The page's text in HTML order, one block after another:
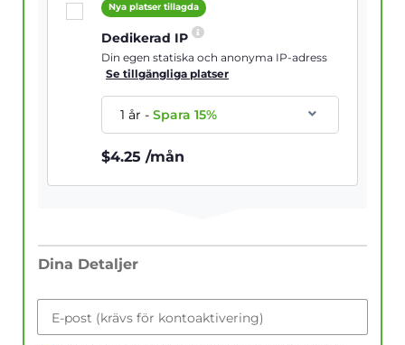
Nya platser tillagda
Dedikerad IP
Din egen statiska och anonyma IP-adress
Se tillgängliga platser
1 år-Spara15%
$4.25 /mån
Dina Detaljer
E-post (krävs för kontoaktivering)